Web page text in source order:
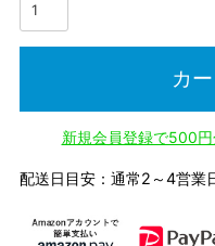
カ
新規会員登録で500
配送日目安：通常2～4営業